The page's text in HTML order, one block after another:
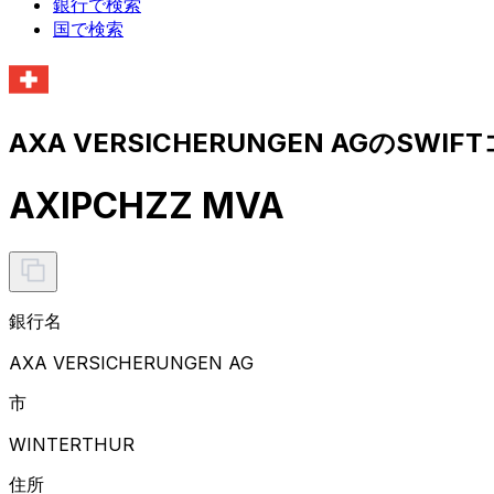
国で検索
AXA VERSICHERUNGEN AGのSWIFT
AXIPCHZZ MVA
銀行名
AXA VERSICHERUNGEN AG
市
WINTERTHUR
住所